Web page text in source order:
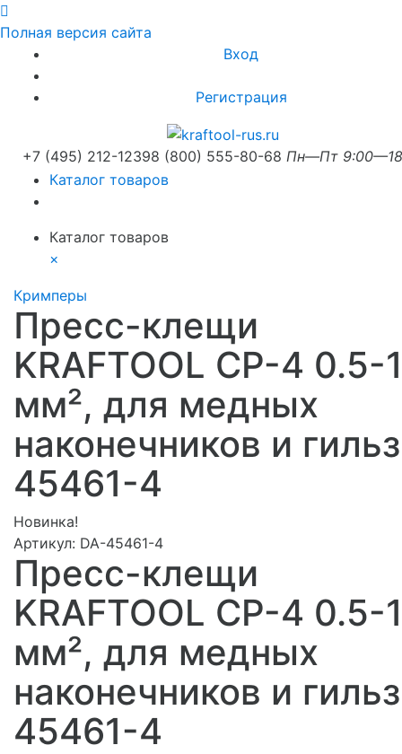
Полная версия сайта
Вход
Регистрация
+7 (495) 212-12398 (800) 555-80-68 Пн—Пт
Каталог товаров
Каталог товаров
×
Кримперы
Пресс-клещи
KRAFTOOL CP-4 0.5-
мм², для медных
наконечников и
45461-4
Новинка!
Артикул: DA-45461-4
Пресс-клещи
KRAFTOOL CP-4 0.5-
мм², для медных
наконечников и
45461-4